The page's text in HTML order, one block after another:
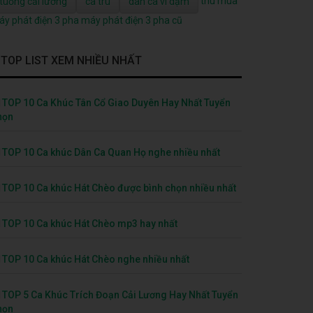
phát điện 3 pha máy phát điện 3 pha cũ
TOP LIST XEM NHIỀU NHẤT
TOP 10 Ca Khúc Tân Cổ Giao Duyên Hay Nhất Tuyển
TOP 10 Ca khúc Dân Ca Quan Họ nghe nhiều nhất
TOP 10 Ca khúc Hát Chèo được bình chọn nhiều nhất
TOP 10 Ca khúc Hát Chèo mp3 hay nhất
TOP 10 Ca khúc Hát Chèo nghe nhiều nhất
TOP 5 Ca Khúc Trích Đoạn Cải Lương Hay Nhất Tuyển